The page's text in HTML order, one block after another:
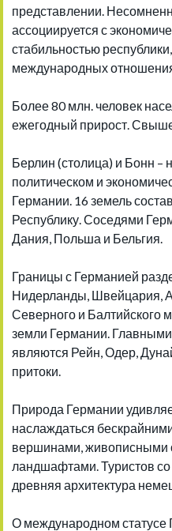
представлении.
ассоциируется с
стабильностью
международных
Более 80 млн. человек
ежегодный прирост.
Берлин (столица) и Бонн –
политическом и
Германии. 16 земель
Республику. Соседями
Дания, Польша и Бельгия.
Границы с Германией
Нидерланды, Швейцария,
Северного и Балтийского
земли Германии.
являются Рейн, Одер,
притоки.
Природа Германии
наслаждаться
вершинами, живописными
ландшафтами. Туристов
древняя архитектура
О международном статусе